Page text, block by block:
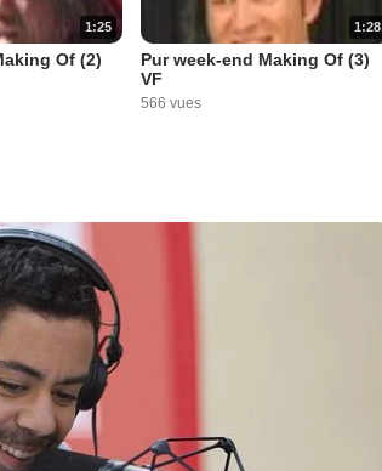
1:25
Of (2)
1:28
Pur week-end Making Of (3)
VF
566 vues